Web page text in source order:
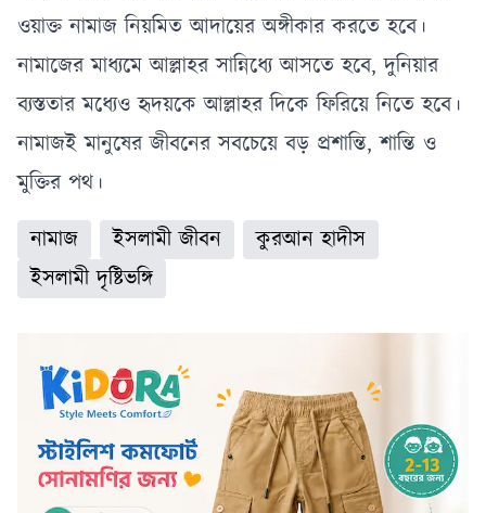
ওয়াক্ত নামাজ নিয়মিত আদায়ের অঙ্গীকার করতে হবে।
নামাজের মাধ্যমে আল্লাহর সান্নিধ্যে আসতে হবে, দুনিয়ার
ব্যস্ততার মধ্যেও হৃদয়কে আল্লাহর দিকে ফিরিয়ে নিতে হবে।
নামাজই মানুষের জীবনের সবচেয়ে বড় প্রশান্তি, শান্তি ও
মুক্তির পথ।
নামাজ
ইসলামী জীবন
কুরআন হাদীস
ইসলামী দৃষ্টিভঙ্গি